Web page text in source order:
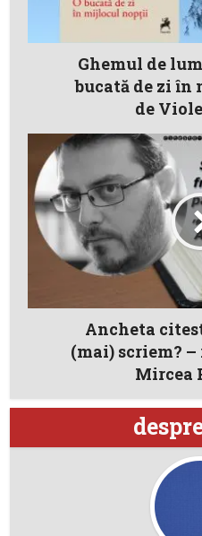
Ghemul de
bucată de zi
de
Ancheta
(mai) scriem?
Mircea